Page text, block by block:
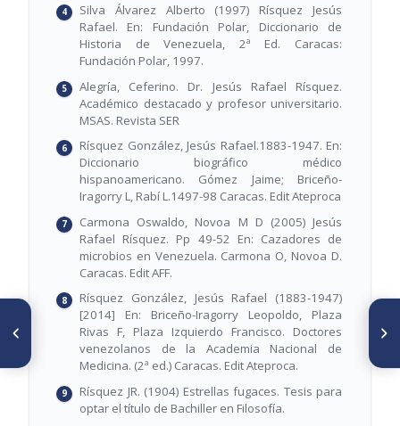
Silva Álvarez Alberto (1997) Rísquez Jesús
Rafael. En: Fundación Polar, Diccionario de
Historia de Venezuela, 2ª Ed. Caracas:
Fundación Polar, 1997.
Alegría, Ceferino. Dr. Jesús Rafael Rísquez.
Académico destacado y profesor universitario.
MSAS. Revista SER
Rísquez González, Jesús Rafael.1883-1947. En:
Diccionario biográfico médico
hispanoamericano. Gómez Jaime; Briceño-
Iragorry L, Rabí L.1497-98 Caracas. Edit Ateproca
Carmona Oswaldo, Novoa M D (2005) Jesús
Rafael Rísquez. Pp 49-52 En: Cazadores de
microbios en Venezuela. Carmona O, Novoa D.
Caracas. Edit AFF.
Rísquez González, Jesús Rafael (1883-1947)
[2014] En: Briceño-Iragorry Leopoldo, Plaza
Rivas F, Plaza Izquierdo Francisco. Doctores
venezolanos de la Academia Nacional de
Medicina. (2ª ed.) Caracas. Edit Ateproca.
Rísquez JR. (1904) Estrellas fugaces. Tesis para
optar el título de Bachiller en Filosofía.
ARTÍCULO ANTERIOR
Jesús Sanabria Bruzual (1867-
SIGUIENTE ARTÍCULO
Juan Manuel Iturbe Bescanza
(1883-1962)